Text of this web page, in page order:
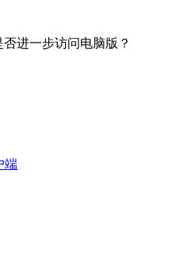
进一步访问电脑版？
端